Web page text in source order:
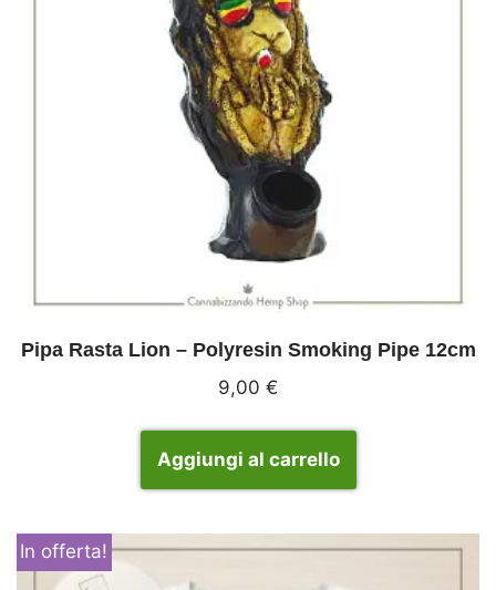
Pipa Rasta Lion – Polyresin Smoking Pipe 12cm
9,00 €
Aggiungi al carrello
In offerta!